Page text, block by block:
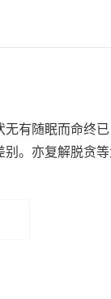
有随眠而命终已
。亦复解脱贪等